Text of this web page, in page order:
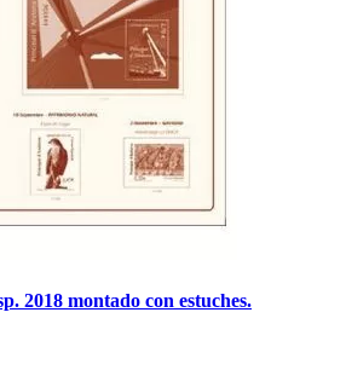
2018 montado con estuches.